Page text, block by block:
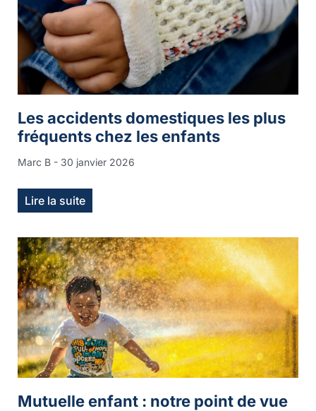
Les accidents domestiques les plus
fréquents chez les enfants
Marc B 30 janvier 2026
Lire la suite
Mutuelle enfant : notre point de vue